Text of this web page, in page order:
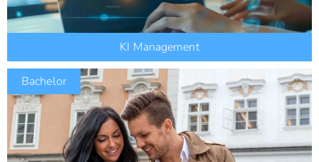
KI Management
Bachelor